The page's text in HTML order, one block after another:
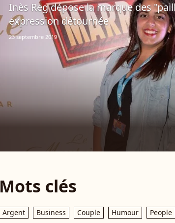
Inès Reg dépose la marque des
expression détournée
23 septembre 2019
Mots clés
Argent Business Couple Humour People